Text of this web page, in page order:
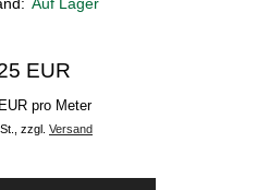
Auf Lager
EUR
pro Meter
zzgl. Versand